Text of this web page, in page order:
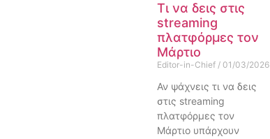
Τι να δεις στις
streaming
πλατφόρμες τον
Μάρτιο
Editor-in-Chief 01/03/2026
Αν ψάχνεις τι να δεις
στις streaming
πλατφόρμες τον
Μάρτιο υπάρχουν